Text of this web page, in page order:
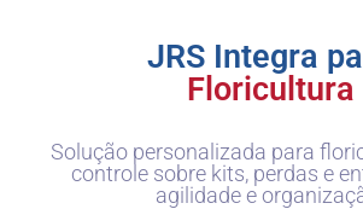
JRS Integra
Floricultura
Solução personalizada para
controle sobre kits, perdas e
agilidade e